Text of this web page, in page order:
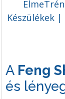
A Feng
és